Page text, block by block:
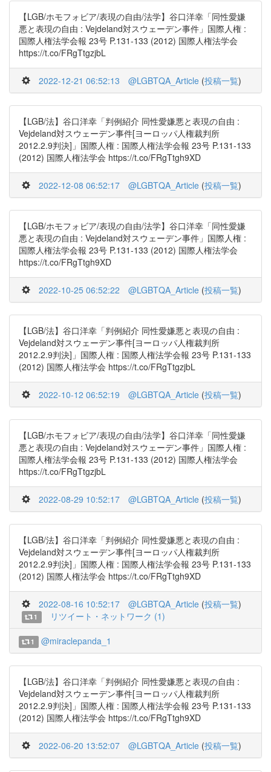
【LGB/ホモフォビア/表現の自由/法学】谷口洋幸「同性愛嫌
悪と表現の自由 : Vejdeland対スウェーデン事件」国際人権 :
国際人権法学会報 23号 P.131-133 (2012) 国際人権法学会
https://t.co/FRgTtgzjbL
2022-12-21 06:52:13 @LGBTQA_Article (投稿一覧)
【LGB/法】谷口洋幸「判例紹介 同性愛嫌悪と表現の自由 :
Vejdeland対スウェーデン事件[ヨーロッパ人権裁判所
2012.2.9判決]」国際人権 : 国際人権法学会報 23号 P.131-133
(2012) 国際人権法学会 https://t.co/FRgTtgh9XD
2022-12-08 06:52:17 @LGBTQA_Article (投稿一覧)
【LGB/ホモフォビア/表現の自由/法学】谷口洋幸「同性愛嫌
悪と表現の自由 : Vejdeland対スウェーデン事件」国際人権 :
国際人権法学会報 23号 P.131-133 (2012) 国際人権法学会
https://t.co/FRgTtgh9XD
2022-10-25 06:52:22 @LGBTQA_Article (投稿一覧)
【LGB/法】谷口洋幸「判例紹介 同性愛嫌悪と表現の自由 :
Vejdeland対スウェーデン事件[ヨーロッパ人権裁判所
2012.2.9判決]」国際人権 : 国際人権法学会報 23号 P.131-133
(2012) 国際人権法学会 https://t.co/FRgTtgzjbL
2022-10-12 06:52:19 @LGBTQA_Article (投稿一覧)
【LGB/ホモフォビア/表現の自由/法学】谷口洋幸「同性愛嫌
悪と表現の自由 : Vejdeland対スウェーデン事件」国際人権 :
国際人権法学会報 23号 P.131-133 (2012) 国際人権法学会
https://t.co/FRgTtgzjbL
2022-08-29 10:52:17 @LGBTQA_Article (投稿一覧)
【LGB/法】谷口洋幸「判例紹介 同性愛嫌悪と表現の自由 :
Vejdeland対スウェーデン事件[ヨーロッパ人権裁判所
2012.2.9判決]」国際人権 : 国際人権法学会報 23号 P.131-133
(2012) 国際人権法学会 https://t.co/FRgTtgh9XD
2022-08-16 10:52:17 @LGBTQA_Article (投稿一覧)
1 リツイート・ネットワーク (1)
1 @miraclepanda_1
【LGB/法】谷口洋幸「判例紹介 同性愛嫌悪と表現の自由 :
Vejdeland対スウェーデン事件[ヨーロッパ人権裁判所
2012.2.9判決]」国際人権 : 国際人権法学会報 23号 P.131-133
(2012) 国際人権法学会 https://t.co/FRgTtgh9XD
2022-06-20 13:52:07 @LGBTQA_Article (投稿一覧)